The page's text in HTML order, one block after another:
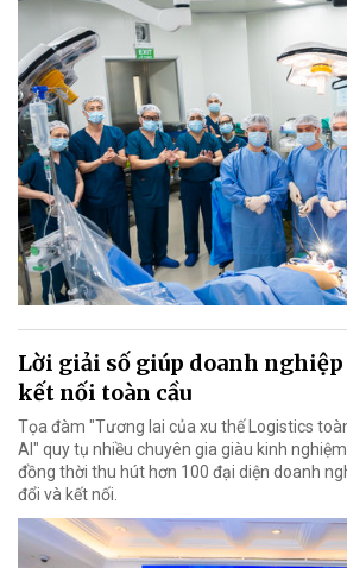
Lời giải số giúp doanh
kết nối toàn cầu
Tọa đàm "Tương lai của xu thế Logistics
AI" quy tụ nhiều chuyên gia giàu kinh
đồng thời thu hút hơn 100 đại diện doanh
đổi và kết nối.